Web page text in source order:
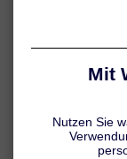
beschwerdefreien
möglich?